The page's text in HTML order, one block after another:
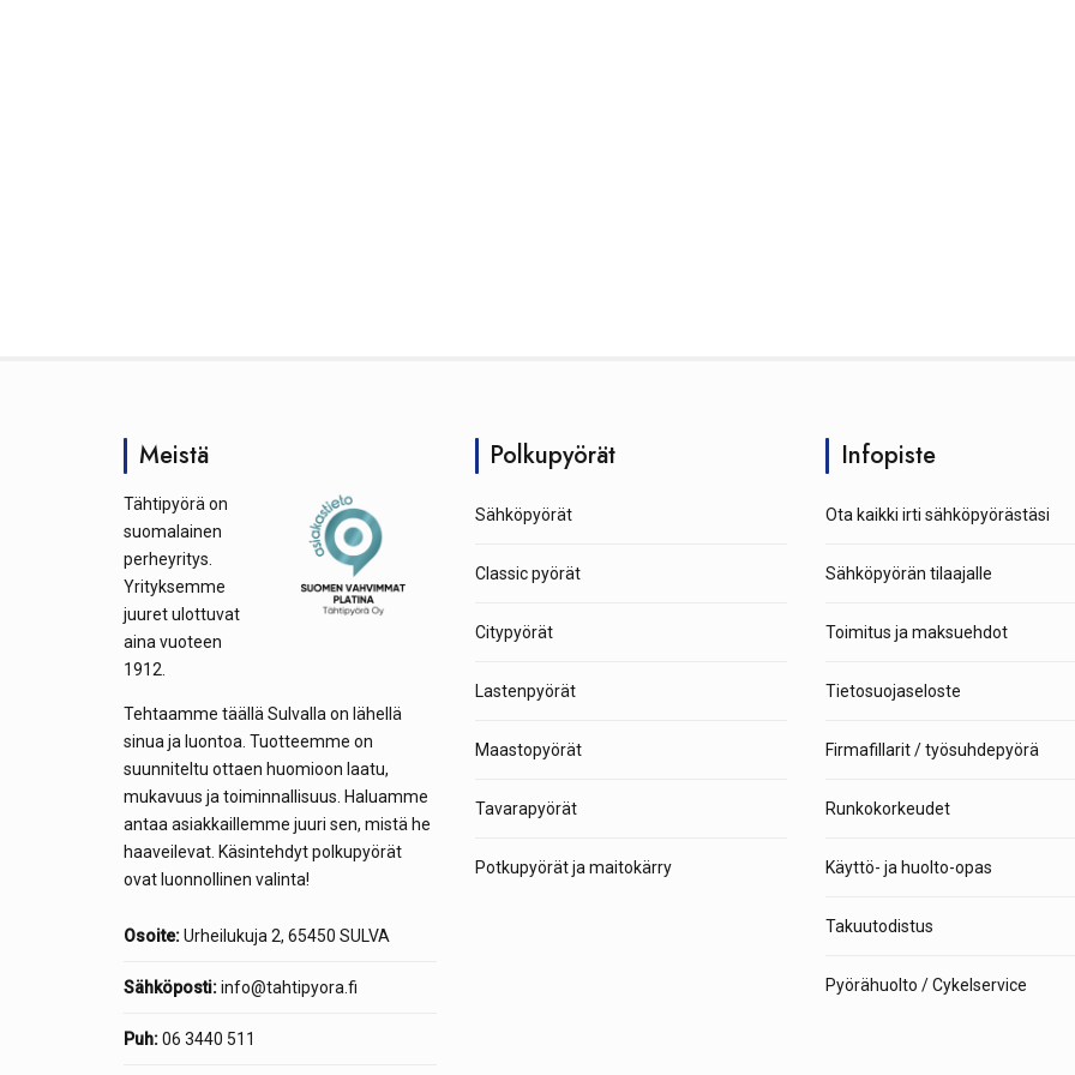
Meistä
Tähtipyörä on
suomalainen
perheyritys.
Yrityksemme
juuret ulottuvat
aina vuoteen
1912.
Tehtaamme täällä Sulvalla on lähellä
sinua ja luontoa. Tuotteemme on
suunniteltu ottaen huomioon laatu,
mukavuus ja toiminnallisuus. Haluamme
antaa asiakkaillemme juuri sen, mistä he
haaveilevat. Käsintehdyt polkupyörät
ovat luonnollinen valinta!
Osoite:Urheilukuja 2, 65450 SULVA
Sähköposti:info@tahtipyora.fi
Puh:06 3440 511
Polkupyörät
Sähköpyörät
Classic pyörät
Citypyörät
Lastenpyörät
Maastopyörät
Tavarapyörät
Potkupyörät ja maitokärry
Infopiste
Ota kaikki irti sähköpyörästäsi
Sähköpyörän tilaajalle
Toimitus ja maksuehdot
Tietosuojaseloste
Firmafillarit / työsuhdepyörä
Runkokorkeudet
Käyttö- ja huolto-opas
Takuutodistus
Pyörähuolto / Cykelservice